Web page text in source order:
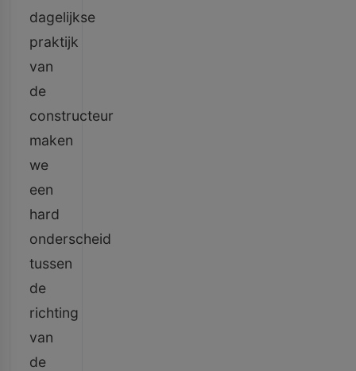
dagelijkse
praktijk
van
de
constructeur
maken
we
een
hard
onderscheid
tussen
de
richting
van
de